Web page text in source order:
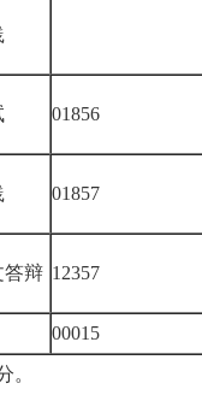
01856
01857
答辩 12357
00015
。